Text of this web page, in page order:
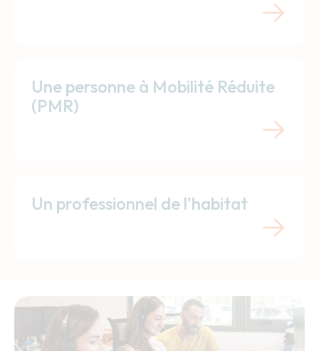
Une personne à Mobilité Réduite
(PMR)
Un professionnel de l'habitat